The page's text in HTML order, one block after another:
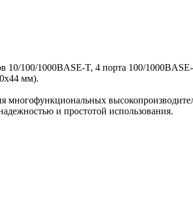
10/100/1000BASE-T, 4 порта 100/
мм).
многофункциональных
и простотой использования.